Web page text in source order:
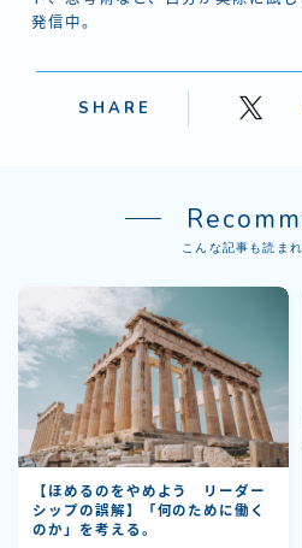
発信中。
SHARE
こんな記事も読ま
【ほめるのをやめよう リーダー
シップの誤解】「何のために働く
のか」を考える。